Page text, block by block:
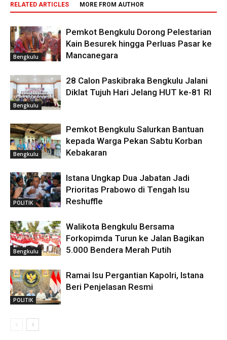
RELATED ARTICLES MORE FROM AUTHOR
Bengkulu
Pemkot Bengkulu Dorong Pelestarian
Kain Besurek hingga Perluas Pasar ke
Mancanegara
Bengkulu
28 Calon Paskibraka Bengkulu Jalani
Diklat Tujuh Hari Jelang HUT ke-81 RI
Bengkulu
Pemkot Bengkulu Salurkan Bantuan
kepada Warga Pekan Sabtu Korban
Kebakaran
POLITIK
Istana Ungkap Dua Jabatan Jadi
Prioritas Prabowo di Tengah Isu
Reshuffle
Bengkulu
Walikota Bengkulu Bersama
Forkopimda Turun ke Jalan Bagikan
5.000 Bendera Merah Putih
POLITIK
Ramai Isu Pergantian Kapolri, Istana
Beri Penjelasan Resmi